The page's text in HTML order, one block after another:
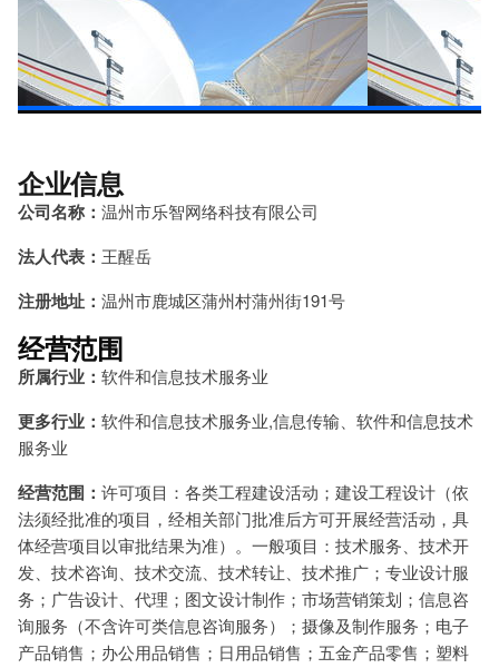
企业信息
公司名称： 温州市乐智网络科技有限公司
法人代表： 王醒岳
注册地址： 温州市鹿城区蒲州村蒲州街191号
经营范围
所属行业： 软件和信息技术服务业
更多行业： 软件和信息技术服务业,信息传输、软件和信息技术
服务业
经营范围： 许可项目：各类工程建设活动；建设工程设计（依
法须经批准的项目，经相关部门批准后方可开展经营活动，具
体经营项目以审批结果为准）。一般项目：技术服务、技术开
发、技术咨询、技术交流、技术转让、技术推广；专业设计服
务；广告设计、代理；图文设计制作；市场营销策划；信息咨
询服务（不含许可类信息咨询服务）；摄像及制作服务；电子
产品销售；办公用品销售；日用品销售；五金产品零售；塑料